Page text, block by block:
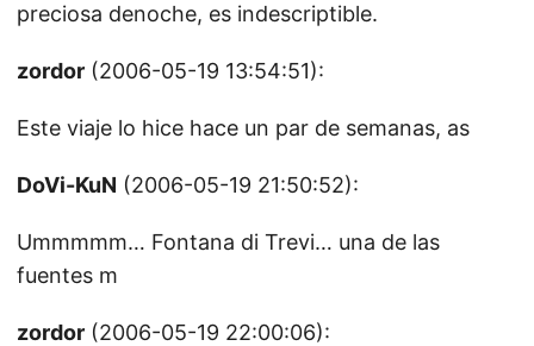
preciosa denoche, es indescriptible.
zordor (2006-05-19 13:54:51):
Este viaje lo hice hace un par de semanas, as
DoVi-KuN (2006-05-19 21:50:52):
Ummmmm… Fontana di Trevi… una de las
fuentes m
zordor (2006-05-19 22:00:06):